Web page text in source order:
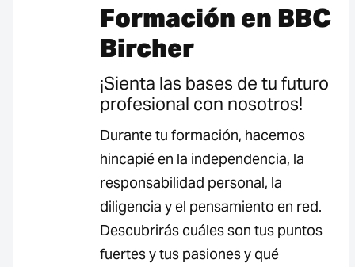
Formación en BBC
Bircher
¡Sienta las bases de tu futuro
profesional con nosotros!
Durante tu formación, hacemos
hincapié en la independencia, la
responsabilidad personal, la
diligencia y el pensamiento en red.
Descubrirás cuáles son tus puntos
fuertes y tus pasiones y qué